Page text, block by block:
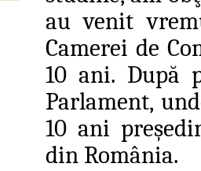
au venit
Camerei de
10 ani. După
Parlament,
10 ani
din România.